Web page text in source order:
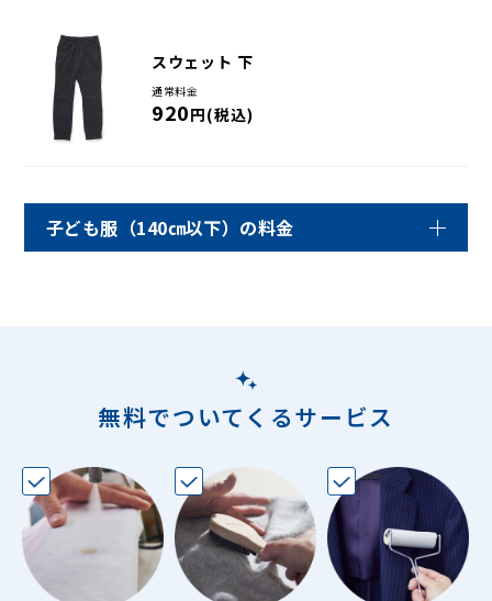
スウェット 下
通常料金
920円(税込)
子ども服（140㎝以下）の料金
無料でついてくるサービス